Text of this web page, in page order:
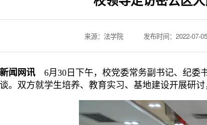
来源：法学院 发布时间：2022-07-05
闻网讯 6月30日下午，校党委常务副书记、纪委
。双方就学生培养、教育实习、基地建设开展研讨